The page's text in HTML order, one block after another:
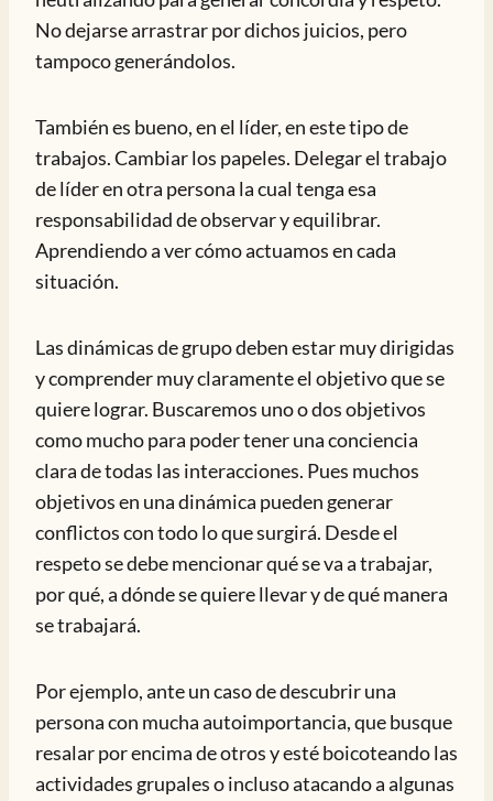
No dejarse arrastrar por dichos juicios, pero
tampoco generándolos.
También es bueno, en el líder, en este tipo de
trabajos. Cambiar los papeles. Delegar el trabajo
de líder en otra persona la cual tenga esa
responsabilidad de observar y equilibrar.
Aprendiendo a ver cómo actuamos en cada
situación.
Las dinámicas de grupo deben estar muy dirigidas
y comprender muy claramente el objetivo que se
quiere lograr. Buscaremos uno o dos objetivos
como mucho para poder tener una conciencia
clara de todas las interacciones. Pues muchos
objetivos en una dinámica pueden generar
conflictos con todo lo que surgirá. Desde el
respeto se debe mencionar qué se va a trabajar,
por qué, a dónde se quiere llevar y de qué manera
se trabajará.
Por ejemplo, ante un caso de descubrir una
persona con mucha autoimportancia, que busque
resalar por encima de otros y esté boicoteando las
actividades grupales o incluso atacando a algunas